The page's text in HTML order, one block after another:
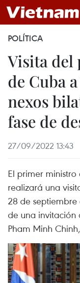
POLÍTICA
Visita
de Cuba
nexos
fase de
27/09/2022 13:43
El primer
realizará una
28 de
de una invitación
Pham Minh Chinh,